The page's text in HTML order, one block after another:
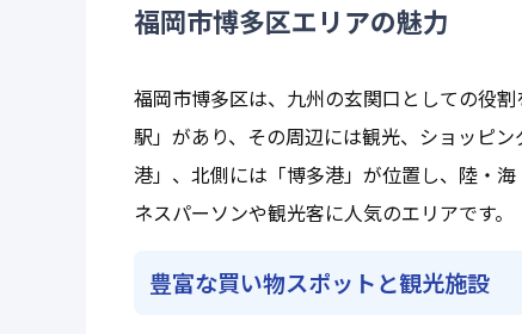
福岡市博多区エリアの魅力
福岡市博多区は、九州の玄関口としての役
駅」があり、その周辺には観光、ショッピ
港」、北側には「博多港」が位置し、陸・
ネスパーソンや観光客に人気のエリアです。
豊富な買い物スポットと観光施設